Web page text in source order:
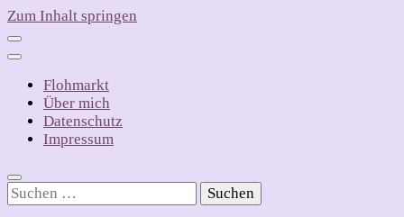
Zum Inhalt springen
Flohmarkt
Über mich
Datenschutz
Impressum
Suchen
nach: